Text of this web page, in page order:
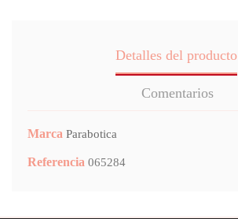
Detalles del producto
Comentarios
Marca Parabotica
Referencia 065284